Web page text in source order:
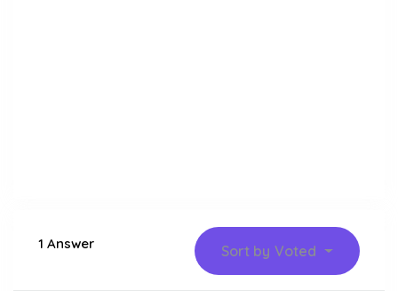
1 Answer Sort by Voted